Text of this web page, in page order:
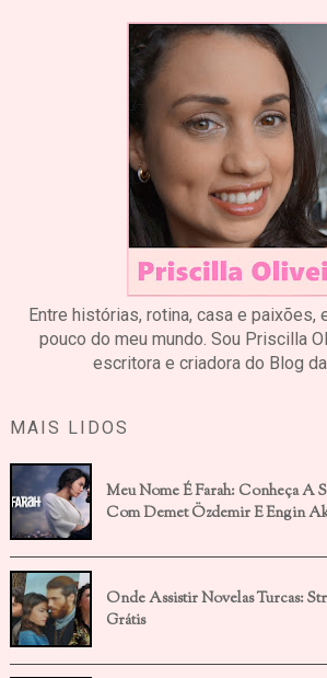
Entre histórias, rotina, casa e paixões,
pouco do meu mundo. Sou Priscilla
escritora e criadora do Blog
MAIS LIDOS
Meu Nome É Farah: Conheça A
Com Demet Özdemir E Engin
Onde Assistir Novelas Turcas:
Grátis